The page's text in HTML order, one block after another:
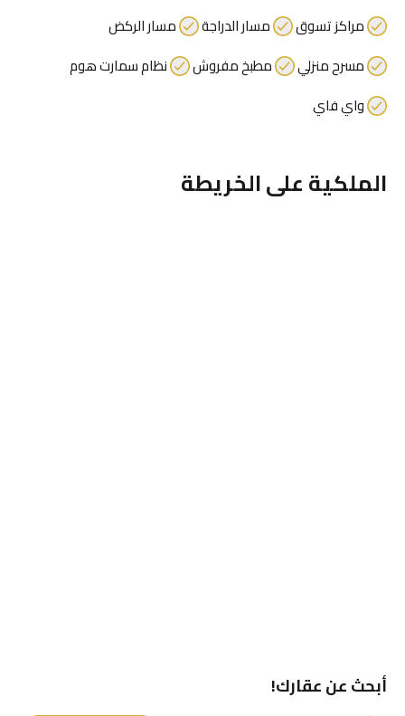
مراكز تسوق
مسار الدراجة
مسار الركض
مسرح منزلي
مطبخ مفروش
نظام سمارت هوم
واي فاي
الملكية على الخريطة
أبحث عن عقارك!